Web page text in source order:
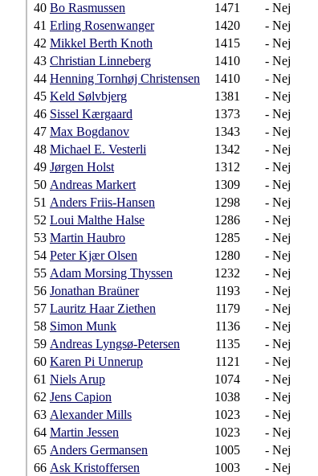
40 Bo Rasmussen 1471 - Nej
41 Erling Rosenwanger 1420 - Nej
42 Mikkel Berth Knoth 1415 - Nej
43 Christian Linneberg 1410 - Nej
44 Henning Tornhøj Christensen 1410 - Nej
45 Keld Sølvbjerg 1381 - Nej
46 Sissel Kærgaard 1373 - Nej
47 Max Bogdanov 1343 - Nej
48 Michael E. Vesterli 1342 - Nej
49 Jørgen Holst 1312 - Nej
50 Andreas Markert 1309 - Nej
51 Anders Friis-Hansen 1298 - Nej
52 Loui Malthe Halse 1286 - Nej
53 Martin Haubro 1285 - Nej
54 Peter Kjær Olsen 1280 - Nej
55 Adam Morsing Thyssen 1232 - Nej
56 Jonathan Braüner 1193 - Nej
57 Lauritz Haar Ziethen 1179 - Nej
58 Simon Munk 1136 - Nej
59 Andreas Lyngsø-Petersen 1135 - Nej
60 Karen Pi Unnerup 1121 - Nej
61 Niels Arup 1074 - Nej
62 Jens Capion 1038 - Nej
63 Alexander Mills 1023 - Nej
64 Martin Jessen 1023 - Nej
65 Anders Germansen 1005 - Nej
66 Ask Kristoffersen 1003 - Nej